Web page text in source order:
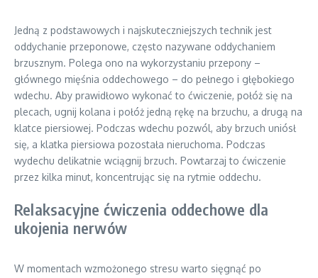
Jedną z podstawowych i najskuteczniejszych technik jest
oddychanie przeponowe, często nazywane oddychaniem
brzusznym. Polega ono na wykorzystaniu przepony –
głównego mięśnia oddechowego – do pełnego i głębokiego
wdechu. Aby prawidłowo wykonać to ćwiczenie, połóż się na
plecach, ugnij kolana i połóż jedną rękę na brzuchu, a drugą na
klatce piersiowej. Podczas wdechu pozwól, aby brzuch uniósł
się, a klatka piersiowa pozostała nieruchoma. Podczas
wydechu delikatnie wciągnij brzuch. Powtarzaj to ćwiczenie
przez kilka minut, koncentrując się na rytmie oddechu.
Relaksacyjne ćwiczenia oddechowe dla
ukojenia nerwów
W momentach wzmożonego stresu warto sięgnąć po